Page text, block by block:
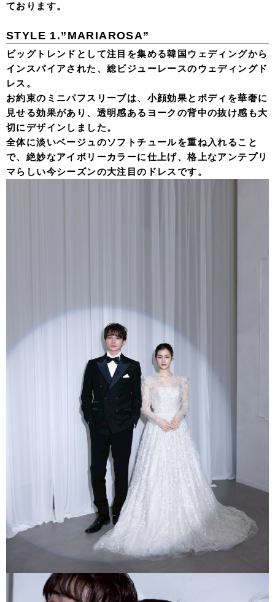
ております。
STYLE 1.” MARIAROSA”
ビッグトレンドとして注目を集める韓国ウェディングから
インスパイアされた、総ビジューレースのウェディングド
レス。
お約束のミニパフスリーブは、小顔効果とボディを華奢に
見せる効果があり、透明感あるヨークの背中の抜け感も大
切にデザインしました。
全体に淡いベージュのソフトチュールを重ね入れること
で、絶妙なアイボリーカラーに仕上げ、格上なアンテプリ
マらしい今シーズンの大注目のドレスです。